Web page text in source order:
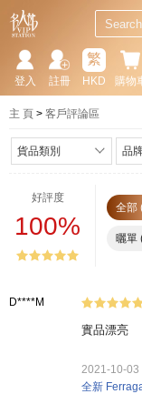
購物
繁
HKD
註冊
登入
主 頁 客戶評論區
貨品類別 品
好評度
100%
全部
曬單
D****M
實品漂亮
2021-10-03
全新